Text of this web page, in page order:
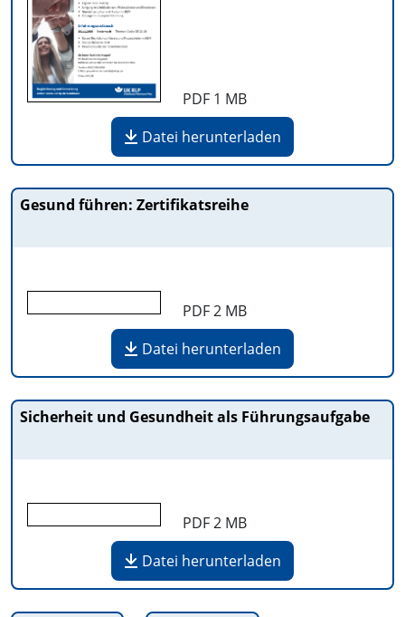
PDF 1 MB
Datei herunterladen
Gesund führen: Zertifikatsreihe
PDF2 MB
Datei herunterladen
Sicherheit und Gesundheit als Führungsaufgabe
PDF2 MB
Datei herunterladen